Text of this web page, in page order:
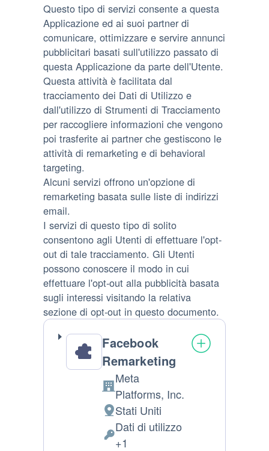
Questo tipo di servizi consente a questa
Applicazione ed ai suoi partner di
comunicare, ottimizzare e servire annunci
pubblicitari basati sull'utilizzo passato di
questa Applicazione da parte dell'Utente.
Questa attività è facilitata dal
tracciamento dei Dati di Utilizzo e
dall'utilizzo di Strumenti di Tracciamento
per raccogliere informazioni che vengono
poi trasferite ai partner che gestiscono le
attività di remarketing e di behavioral
targeting.
Alcuni servizi offrono un'opzione di
remarketing basata sulle liste di indirizzi
email.
I servizi di questo tipo di solito
consentono agli Utenti di effettuare l'opt-
out di tale tracciamento. Gli Utenti
possono conoscere il modo in cui
effettuare l'opt-out alla pubblicità basata
sugli interessi visitando la relativa
sezione di opt-out in questo documento.
Facebook
Remarketing
Azienda:
Meta
Platforms, Inc.
Luogo del trattamento:
Stati Uniti
Dati Personali trattati:
Dati di utilizzo
+1